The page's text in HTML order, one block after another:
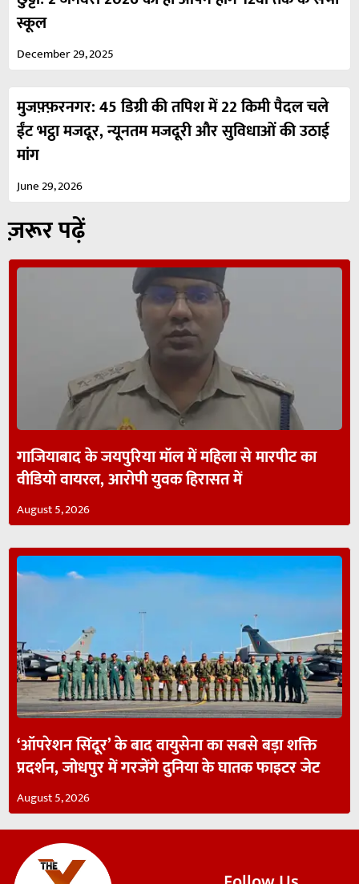
स्कूल
December 29, 2025
मुजफ़्फ़रनगर: 45 डिग्री की तपिश में 22 किमी पैदल चले
ईंट भट्ठा मजदूर, न्यूनतम मजदूरी और सुविधाओं की उठाई
मांग
June 29, 2026
ज़रूर पढ़ें
गाजियाबाद के जयपुरिया मॉल में महिला से मारपीट का
वीडियो वायरल, आरोपी युवक हिरासत में
August 5, 2026
‘ऑपरेशन सिंदूर’ के बाद वायुसेना का सबसे बड़ा शक्ति
प्रदर्शन, जोधपुर में गरजेंगे दुनिया के घातक फाइटर जेट
August 5, 2026